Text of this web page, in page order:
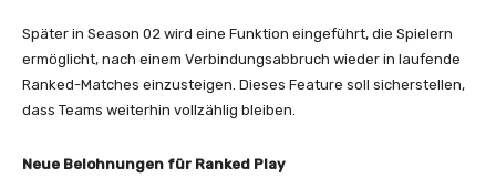
Später in Season 02 wird eine Funktion eingeführt, die Spielern
ermöglicht, nach einem Verbindungsabbruch wieder in laufende
Ranked-Matches einzusteigen. Dieses Feature soll sicherstellen,
dass Teams weiterhin vollzählig bleiben.
Neue Belohnungen für Ranked Play